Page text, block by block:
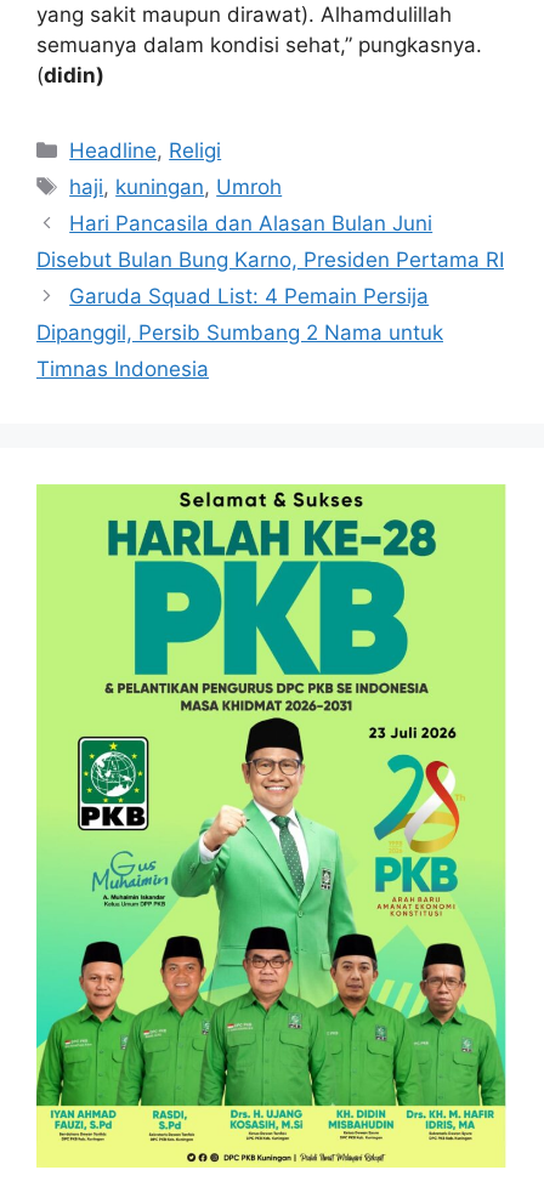
yang sakit maupun dirawat). Alhamdulillah
semuanya dalam kondisi sehat,” pungkasnya.
(didin)
Kategori
Headline, Religi
Tag
haji, kuningan, Umroh
Hari Pancasila dan Alasan Bulan Juni
Disebut Bulan Bung Karno, Presiden Pertama RI
Garuda Squad List: 4 Pemain Persija
Dipanggil, Persib Sumbang 2 Nama untuk
Timnas Indonesia